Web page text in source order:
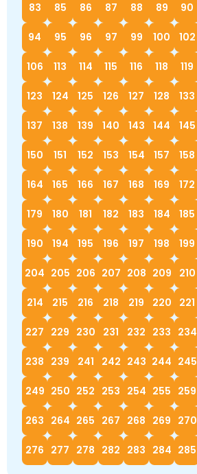
83 85 86 87 88 89 90
94 95 96 97 99 100 102
106 113 114 115 116 118 119
123 124 125 126 127 128 133
137 138 139 140 143 144 145
150 151 152 153 154 157 158
164 165 166 167 168 169 172
179 180 181 182 183 184 185
190 194 195 196 197 198 199
204 205 206 207 208 209 210
214 215 216 218 219 220 221
227 229 230 231 232 233 234
238 239 241 242 243 244 245
249 250 252 253 254 255 259
263 264 265 267 268 269 270
276 277 278 282 283 284 285